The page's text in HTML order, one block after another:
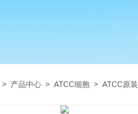
> 产品中心 > ATCC细胞 > ATCC原